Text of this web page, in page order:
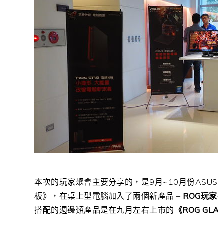
本次的玩家聚會主要分享的，是9月~10月份
板》，在桌上型電腦加入了兩個新產品 – ROG玩
搭配的週邊類產品是在九月左右上市的 《ROG